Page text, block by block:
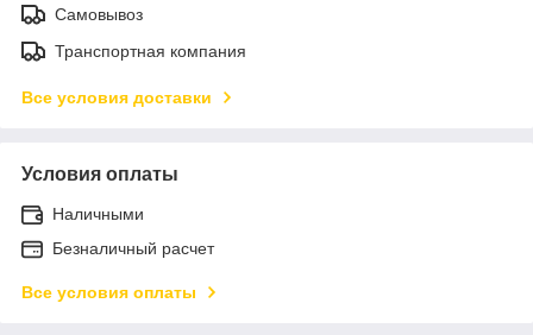
Самовывоз
Транспортная компания
Все условия доставки
Условия оплаты
Наличными
Безналичный расчет
Все условия оплаты